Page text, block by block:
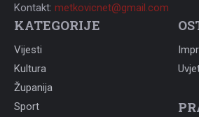
Kontakt: metkovicnet@gmail.com
KATEGORIJE
Vijesti
Kultura
Županija
Sport